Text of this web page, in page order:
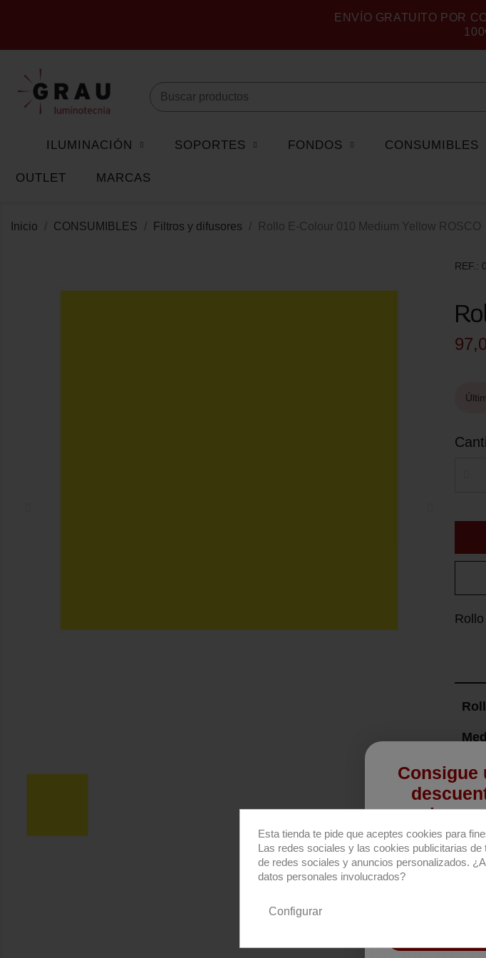
ENVÍO GRATUITO POR
ILUMINACIÓN SOPORTES FONDOS CONSUMIBLES
OUTLET MARCAS
Inicio CONSUMIBLES Filtros y difusores Rollo E-Colour 010 Medium Yellow ROSCO
REF.
Productos
Esta tienda te pide que aceptes cookies para
Las redes sociales y las cookies publicitarias
de redes sociales y anuncios personalizados.
datos personales involucrados?
Configurar
Consigue
primera
Regístrate para
Email